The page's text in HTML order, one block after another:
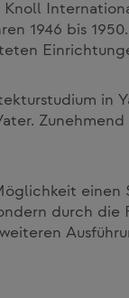
Knoll
1946 bis
in
einen
durch die